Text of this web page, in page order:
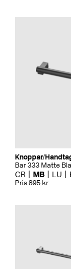
Knoppar/
Bar 333 Matte
CR MB LU
Pris 895 kr